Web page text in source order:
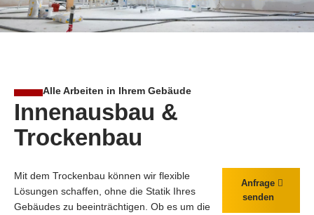
Alle Arbeiten in Ihrem Gebäude
Innenausbau &
Trockenbau
Mit dem Trockenbau können wir flexible
Lösungen schaffen, ohne die Statik Ihres
Gebäudes zu beeinträchtigen. Ob es um die
Anfrage
senden